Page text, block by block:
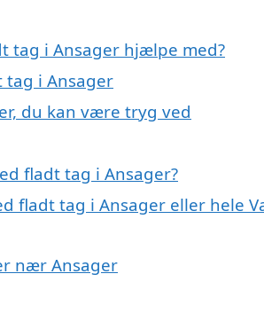
tag i Ansager hjælpe med?
i Ansager
du kan være tryg ved
fladt tag i Ansager?
fladt tag i Ansager eller hele
nær Ansager